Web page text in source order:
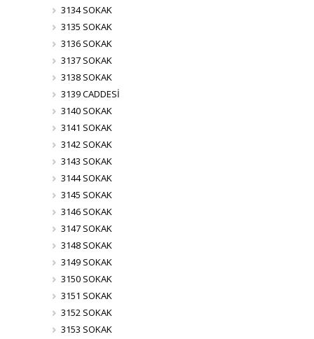
3134 SOKAK
3135 SOKAK
3136 SOKAK
3137 SOKAK
3138 SOKAK
3139 CADDESİ
3140 SOKAK
3141 SOKAK
3142 SOKAK
3143 SOKAK
3144 SOKAK
3145 SOKAK
3146 SOKAK
3147 SOKAK
3148 SOKAK
3149 SOKAK
3150 SOKAK
3151 SOKAK
3152 SOKAK
3153 SOKAK